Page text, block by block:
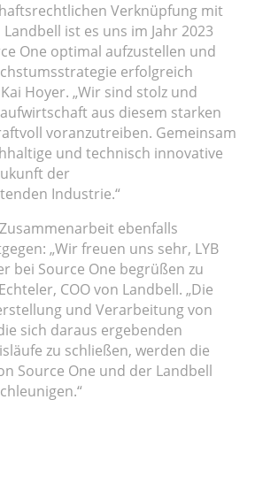
Verknüpfung mit
ist es uns im Jahr 2023
One optimal aufzustellen und
erfolgreich
Hoyer. „Wir sind stolz und
aus diesem starken
voranzutreiben. Gemeinsam
und technisch innovative
der
Industrie.“
ebenfalls
„Wir freuen uns sehr, LYB
bei Source One begrüßen zu
COO von Landbell. „Die
und Verarbeitung von
sich daraus ergebenden
zu schließen, werden die
Source One und der Landbell